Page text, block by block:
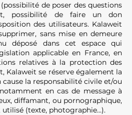
de poser des questions
possibilité de faire un don
des utilisateurs. Kalaweit
sans mise en demeure
déposé dans cet espace qui
applicable en France, en
relatives à la protection des
Kalaweit se réserve également la
la responsabilité civile et/ou
en cas de message à
diffamant, ou pornographique,
(texte, photographie…).